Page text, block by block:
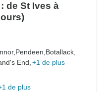
de St Ives à
Pendeen,Botallack,
End, +1 de plus
de plus